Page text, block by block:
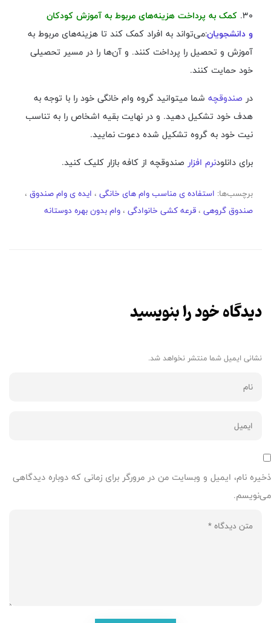
۳۰. کمک به پرداخت هزینه‌های مربوط به آموزش کودکان
و دانشجویان:می‌تواند به افراد کمک کند تا هزینه‌های مربوط به
آموزش و تحصیل را پرداخت کنند. و آن‌ها را در مسیر تحصیلی
خود حمایت کنند.
در صندوقچه شما میتوانید گروه وام خانگی خود را با توجه به
هدف خود تشکیل دهید. و در نهایت بقیه اشخاص را به تناسب
نیت خود به گروه تشکیل شده دعوت نمایید.
برای دانلودنرم افزار صندوقچه از کافه بازار کلیک کنید.
برچسب‌ها: استفاده ی مناسب وام های خانگی ، ایده ی وام صندوق ،
صندوق گروهی ،قرعه کشی خانوادگی ،وام بدون بهره دوستانه
دیدگاه خود را بنویسید
نشانی ایمیل شما منتشر نخواهد شد.
ذخیره نام، ایمیل و وبسایت من در مرورگر برای زمانی که دوباره دیدگاهی
می‌نویسم.